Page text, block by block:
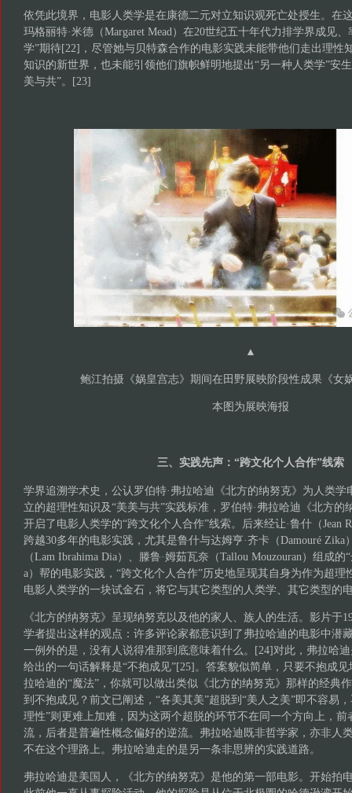
依凭此境界，电影人类学是在康德二元对立知识观死亡处授生。在
玛格丽特·米德（Margaret Mead）在20世纪五十年代力排学界成见
学”期待[22]，尽管她与贝特森合作的电影实践未能带他们走出理性
知识的新世界，也未能引领他们旗帜鲜明地提出“另一种人类学”
美与共”。[23]
▲
鲍江拍摄《娲皇宫志》期间在田野展映阶段性成果《女
本图为展映海报
三、实践先声：“跨文化个人合作”线索
学界追溯学术史，公认罗伯特·弗拉哈迪《北方的纳努克》为人类学
立的超理性知识及“美美与共”实践标准，罗伯特·弗拉哈迪《北方的
开启了电影人类学的“跨文化个人合作”线索。后来经让·鲁什（Jean
跨越30多年的电影实践，尤其是鲁什与达姆亨·齐卡（Damouré Zika
（Lam Ibrahima Dia）、滕鲁·姆茹瓦奈（Tallou Mouzouran）组成的
a）帮的电影实践，“跨文化个人合作”历史地呈现其自身为作为超理
电影人类学的一块试金石，将它与其它类型的人类学、其它类型的
《北方的纳努克》呈现纳努克以及他的家人、族人的生活。影片于
学者提出这样的观点：许多评论家都意识到了弗拉哈迪的电影中潜
一例外的是，没有人说得准那到底意味着什么。[24]对此，弗拉哈迪
给出的一句话解释是“不抱成见”[25]。答案貌似简单，只要不抱成
拉哈迪的“魔法”，你就可以做出类似《北方的纳努克》那样的经典
到不抱成见？前文已阐述，“各美其美”超脱到“美人之美”即不容易
理性”则更难上加难，因为这两个超脱的环节不在同一个方向上，
流，后者是普遍性概念偏好的逆流。弗拉哈迪既非哲学家，亦非人
不在这个理路上。弗拉哈迪走的是另一条非思辨的实践道路。
弗拉哈迪是美国人，《北方的纳努克》是他的第一部电影。开始拍